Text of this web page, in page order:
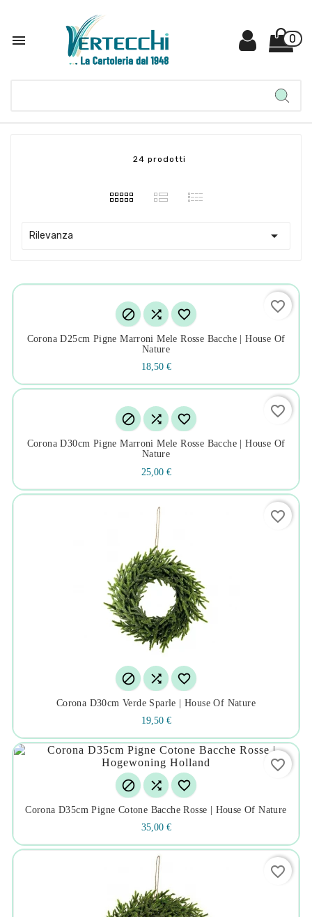
 0
24 prodotti
Rilevanza 
  
Corona D25cm Pigne Marroni Mele Rosse Bacche | House Of
Nature
18,50 €
favorite_border
  
Corona D30cm Pigne Marroni Mele Rosse Bacche | House Of
Nature
25,00 €
favorite_border
  
Corona D30cm Verde Sparle | House Of Nature
19,50 €
favorite_border
  
Corona D35cm Pigne Cotone Bacche Rosse | House Of Nature
35,00 €
favorite_border
favorite_border